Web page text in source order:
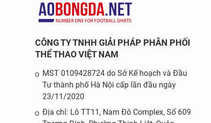
CÔNG TY TNHH GIẢI PHÁP PHÂN PHỐI
THỂ THAO VIỆT NAM
MST 0109428724 do Sở Kế hoạch và Đầu
Tư thành phố Hà Nội cấp lần đầu ngày
23/11/2020
Địa chỉ: Lô TT11, Nam Đô Complex, Số 609